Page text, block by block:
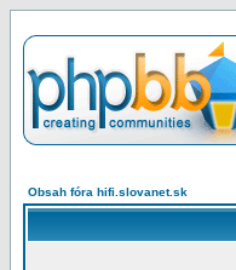
Obsah fóra hifi.slovanet.sk